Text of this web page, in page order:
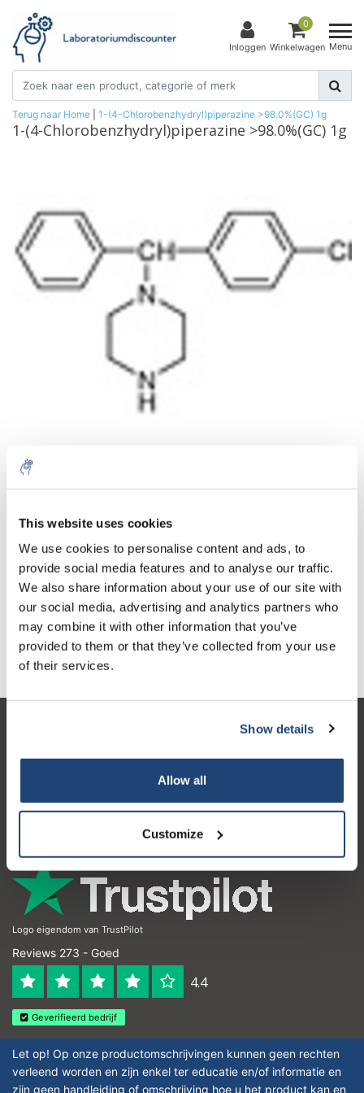
This website uses cookies
We use cookies to personalise content and ads, to
provide social media features and to analyse our traffic.
We also share information about your use of our site with
our social media, advertising and analytics partners who
may combine it with other information that you’ve
provided to them or that they’ve collected from your use
of their services.
Show details
Allow all
Customize
Inloggen
0
Winkelwagen Menu
Terug naar Home 1-(4-Chlorobenzhydryl)piperazine >98.0%(GC) 1g
1-(4-Chlorobenzhydryl)piperazine >98.0%(GC) 1g
1 Stuk Excl. btw
€55,10
Incl. btw
Toevoegen aan winkelwagen
Informatie
Contactgegevens
Logo eigendom van TrustPilot
Reviews 273 - Goed
4.4
Geverifieerd bedrijf
Let op! Op onze productomschrijvingen kunnen geen rechten
verleend worden en zijn enkel ter educatie en/of informatie en
zijn geen handleiding of omschrijving hoe u het product kan en